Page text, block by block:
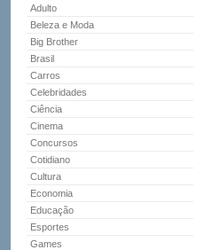
Adulto
Beleza e Moda
Big Brother
Brasil
Carros
Celebridades
Ciência
Cinema
Concursos
Cotidiano
Cultura
Economia
Educação
Esportes
Games